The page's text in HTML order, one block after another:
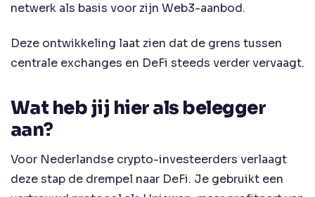
netwerk als basis voor zijn Web3-aanbod.
Deze ontwikkeling laat zien dat de grens tussen
centrale exchanges en DeFi steeds verder vervaagt.
Wat heb jij hier als belegger
aan?
Voor Nederlandse crypto-investeerders verlaagt
deze stap de drempel naar DeFi. Je gebruikt een